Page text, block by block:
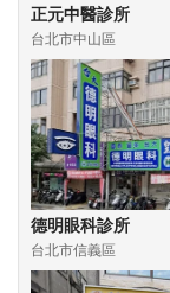
正元中醫診所
台北市中山區
德明眼科診所
台北市信義區